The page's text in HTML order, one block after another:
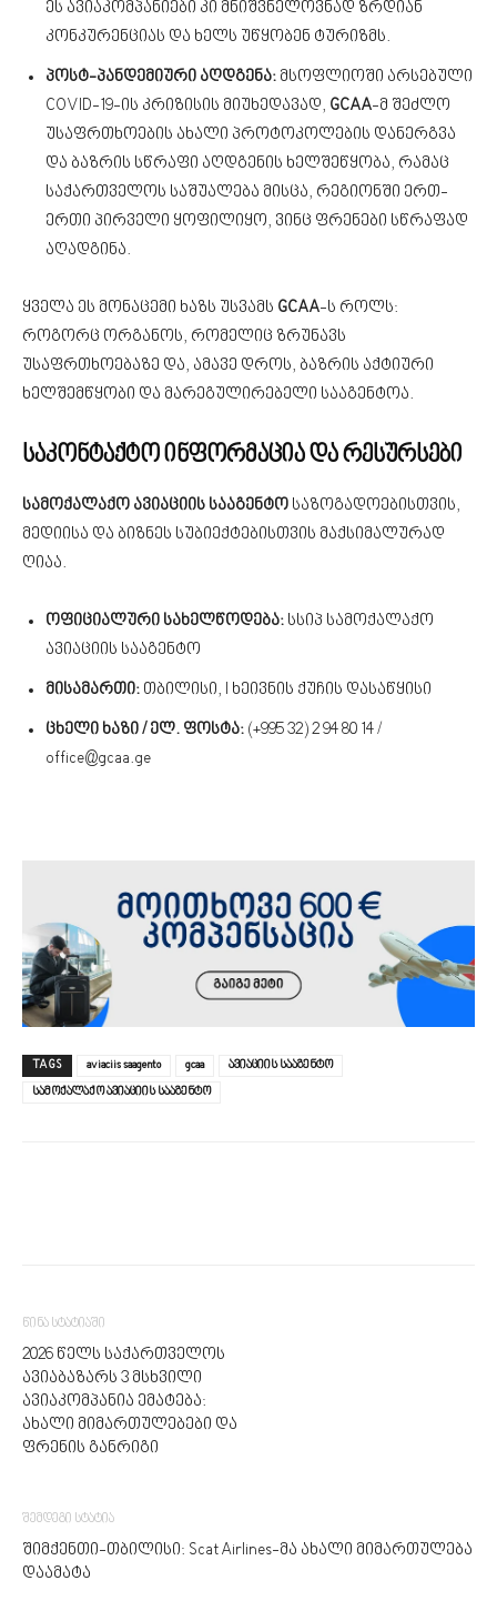
ეს ავიაკომპანიები კი მნიშვნელოვნად ზრდიან
კონკურენციას და ხელს უწყობენ ტურიზმს.
პოსტ-პანდემიური აღდგენა: მსოფლიოში არსებული
COVID-19-ის კრიზისის მიუხედავად, GCAA-მ შეძლო
უსაფრთხოების ახალი პროტოკოლების დანერგვა
და ბაზრის სწრაფი აღდგენის ხელშეწყობა, რამაც
საქართველოს საშუალება მისცა, რეგიონში ერთ-
ერთი პირველი ყოფილიყო, ვინც ფრენები სწრაფად
აღადგინა.
ყველა ეს მონაცემი ხაზს უსვამს GCAA-ს როლს:
როგორც ორგანოს, რომელიც ზრუნავს
უსაფრთხოებაზე და, ამავე დროს, ბაზრის აქტიური
ხელშემწყობი და მარეგულირებელი სააგენტოა.
საკონტაქტო ინფორმაცია და რესურსები
სამოქალაქო ავიაციის სააგენტო საზოგადოებისთვის,
მედიისა და ბიზნეს სუბიექტებისთვის მაქსიმალურად
ღიაა.
ოფიციალური სახელწოდება: სსიპ სამოქალაქო
ავიაციის სააგენტო
მისამართი: თბილისი, I ხეივნის ქუჩის დასაწყისი
ცხელი ხაზი / ელ. ფოსტა: (+995 32) 2 94 80 14 /
office@gcaa.ge
TAGS aviaciis saagento gcaa
ავიაციის სააგენტო
სამოქალაქო ავიაციის სააგენტო
წინა სტატიაში
2026 წელს საქართველოს
ავიაბაზარს 3 მსხვილი
ავიაკომპანია ემატება:
ახალი მიმართულებები და
ფრენის განრიგი
შემდეგი სტატია
შიმქენთი-თბილისი: Scat Airlines-მა ახალი მიმართულება
დაამატა